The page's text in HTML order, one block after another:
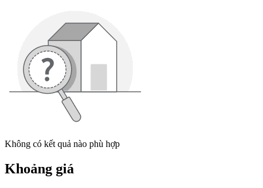
Không có kết quả nào phù hợp
Khoảng giá